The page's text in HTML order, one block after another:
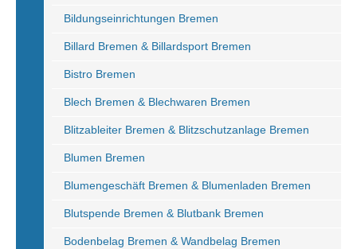
Bildungseinrichtungen Bremen
Billard Bremen & Billardsport Bremen
Bistro Bremen
Blech Bremen & Blechwaren Bremen
Blitzableiter Bremen & Blitzschutzanlage Bremen
Blumen Bremen
Blumengeschäft Bremen & Blumenladen Bremen
Blutspende Bremen & Blutbank Bremen
Bodenbelag Bremen & Wandbelag Bremen